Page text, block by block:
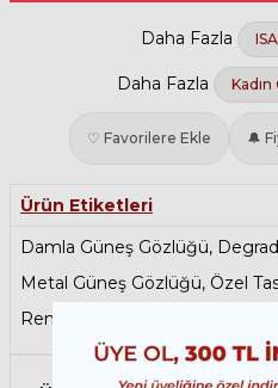
Daha Fazla
Daha Fazla
♡ Favorilere Ekle 🔔
Ürün Etiketleri
Damla Güneş Gözlüğü,
Metal Güneş Gözlüğü, Özel
Renkli Güneş Gözlüğü